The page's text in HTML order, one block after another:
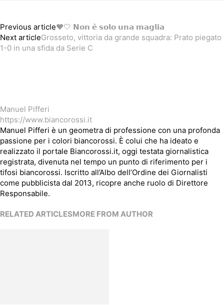
Previous article❤️🤍 𝗡𝗼𝗻 𝗲̀ 𝘀𝗼𝗹𝗼 𝘂𝗻𝗮 𝗺𝗮𝗴𝗹𝗶𝗮
Next articleGrosseto, vittoria da grande squadra: Prato piegato
1-0 in una sfida da Serie C
Manuel Pifferi
https://www.biancorossi.it
Manuel Pifferi è un geometra di professione con una profonda
passione per i colori biancorossi. È colui che ha ideato e
realizzato il portale Biancorossi.it, oggi testata giornalistica
registrata, divenuta nel tempo un punto di riferimento per i
tifosi biancorossi. Iscritto all’Albo dell’Ordine dei Giornalisti
come pubblicista dal 2013, ricopre anche ruolo di Direttore
Responsabile.
RELATED ARTICLESMORE FROM AUTHOR